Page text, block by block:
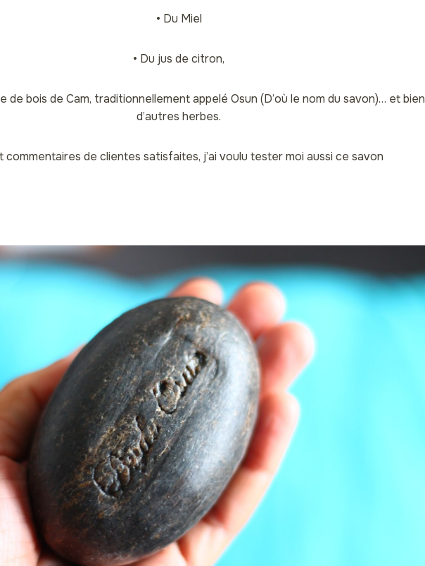
• Du Miel
• Du jus de citron,
de bois de Cam, traditionnellement appelé Osun (D’où le nom du savon)… et bien
d’autres herbes.
commentaires de clientes satisfaites, j’ai voulu tester moi aussi ce savon